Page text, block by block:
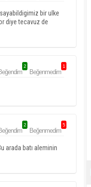
bir ulke
diye tecavuz de
2
Beğenmedim
1
2
Beğenmedim
5
arada batı aleminin